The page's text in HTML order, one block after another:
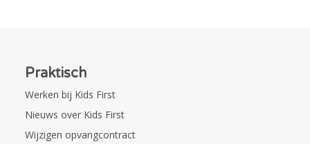
Praktisch
Werken bij Kids First
Nieuws over Kids First
Wijzigen opvangcontract